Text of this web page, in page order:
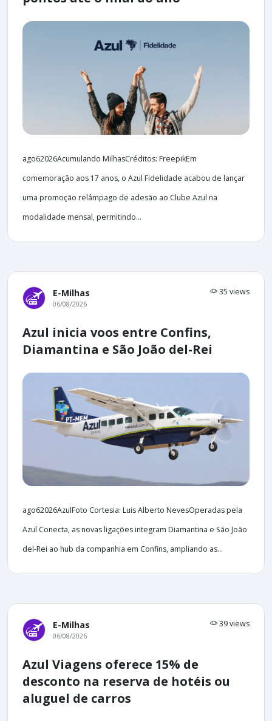
ago62026Acumulando MilhasCréditos: FreepikEm
comemoração aos 17 anos, o Azul Fidelidade acabou de lançar
uma promoção relâmpago de adesão ao Clube Azul na
modalidade mensal, permitindo...
E-Milhas 35 views
06/08/2026
Azul inicia voos entre Confins,
Diamantina e São João del-Rei
ago62026AzulFoto Cortesia: Luis Alberto NevesOperadas pela
Azul Conecta, as novas ligações integram Diamantina e São João
del-Rei ao hub da companhia em Confins, ampliando as...
E-Milhas 39 views
06/08/2026
Azul Viagens oferece 15% de
desconto na reserva de hotéis ou
aluguel de carros